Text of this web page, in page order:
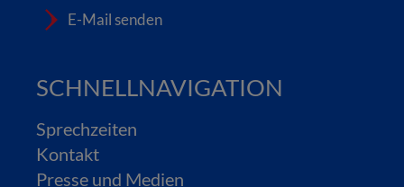
E-Mail senden
SCHNELLNAVIGATION
Sprechzeiten
Kontakt
Presse und Medien